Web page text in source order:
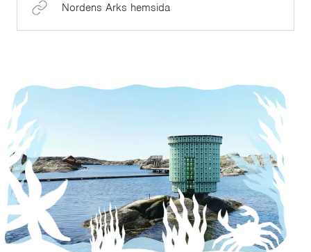
Nordens Arks hemsida